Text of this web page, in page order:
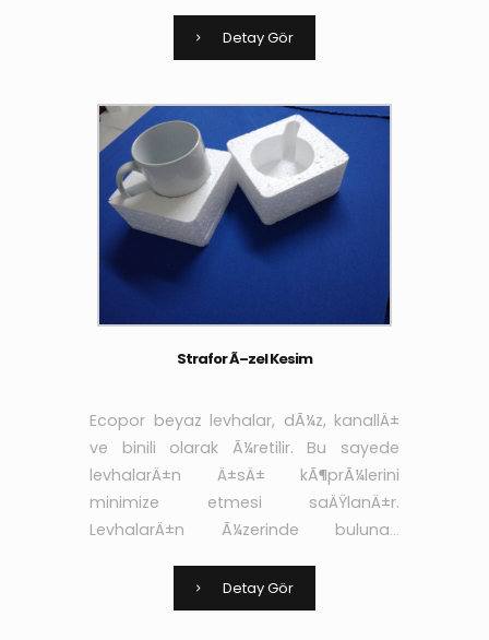
yapÄ±ÅŸtÄ±rÄ±cÄ± ve sÄ±vanÄ±n
aderans niteliÄŸi arttÄ±rÄ±larak yÃ¼k
Detay Gör
Strafor Ã–zel Kesim
Ecopor beyaz levhalar, dÃ¼z, kanallÄ±
ve binili olarak Ã¼retilir. Bu sayede
levhalarÄ±n Ä±sÄ± kÃ¶prÃ¼lerini
minimize etmesi saÄŸlanÄ±r.
LevhalarÄ±n Ã¼zerinde bulunan
yapÄ±ÅŸtÄ±rÄ±cÄ± ve sÄ±vanÄ±n
aderans niteliÄŸi arttÄ±rÄ±larak yÃ¼k
Detay Gör